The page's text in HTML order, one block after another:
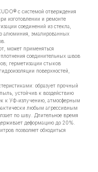
с системой отверждения
изготовлении и ремонте
соединений из стекла,
алюминия, эмалированных
может применяться
соединительных швов
герметизации стыков
поверхностей,
образует прочный
устойчив к воздействию
к УФ‑излучению, атмосферным
любым агрессивным
по шву. Длительное время
деформацию до 20%.
позволяет обходиться